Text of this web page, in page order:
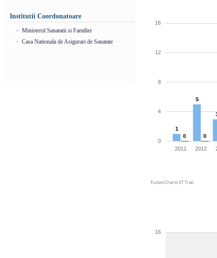
Institutii Coordonatoare
Ministerul Sanatatii si Familiei
Casa Nationala de Asigurari de Sanatate
0
4
8
12
16
2011 2012
1
5
0 0
FusionCharts XT Trial
16